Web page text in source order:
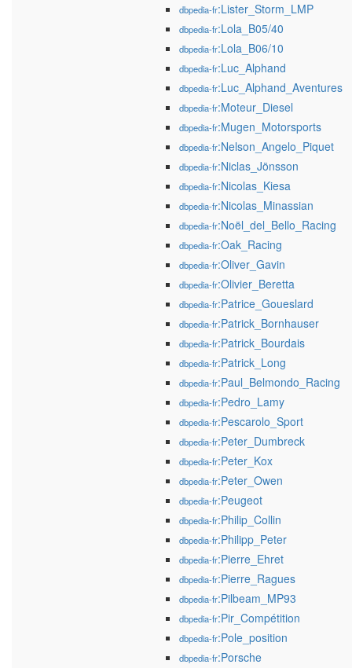
dbpedia-fr:Lister_Storm_LMP
dbpedia-fr:Lola_B05/40
dbpedia-fr:Lola_B06/10
dbpedia-fr:Luc_Alphand
dbpedia-fr:Luc_Alphand_Aventures
dbpedia-fr:Moteur_Diesel
dbpedia-fr:Mugen_Motorsports
dbpedia-fr:Nelson_Angelo_Piquet
dbpedia-fr:Niclas_Jönsson
dbpedia-fr:Nicolas_Kiesa
dbpedia-fr:Nicolas_Minassian
dbpedia-fr:Noël_del_Bello_Racing
dbpedia-fr:Oak_Racing
dbpedia-fr:Oliver_Gavin
dbpedia-fr:Olivier_Beretta
dbpedia-fr:Patrice_Goueslard
dbpedia-fr:Patrick_Bornhauser
dbpedia-fr:Patrick_Bourdais
dbpedia-fr:Patrick_Long
dbpedia-fr:Paul_Belmondo_Racing
dbpedia-fr:Pedro_Lamy
dbpedia-fr:Pescarolo_Sport
dbpedia-fr:Peter_Dumbreck
dbpedia-fr:Peter_Kox
dbpedia-fr:Peter_Owen
dbpedia-fr:Peugeot
dbpedia-fr:Philip_Collin
dbpedia-fr:Philipp_Peter
dbpedia-fr:Pierre_Ehret
dbpedia-fr:Pierre_Ragues
dbpedia-fr:Pilbeam_MP93
dbpedia-fr:Pir_Compétition
dbpedia-fr:Pole_position
dbpedia-fr:Porsche